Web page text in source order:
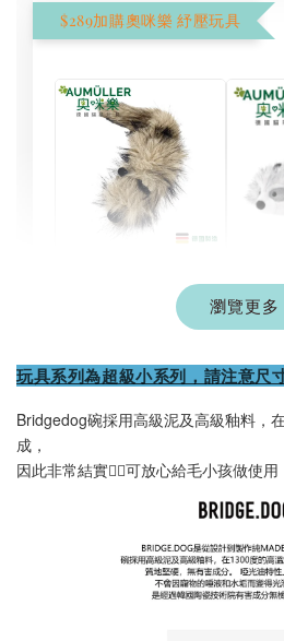
$289加購奧咪樂 紓壓玩具
Aumüller 奧咪樂
｜貓草纈草根玩具
NT$ 289 TWD - +
德
天
玩
NT$
瀏覽更多
玩具系列為超級小系列，請注意尺
Bridgedog碗採用高級泥及高級釉料，
成，
因此非常結實👍🏻可放心給毛小孩做使用